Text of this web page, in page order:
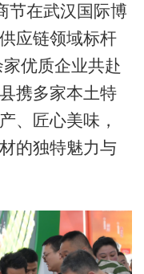
节在武汉国际博
应链领域标杆
优质企业共赴
携多家本土特
、匠心美味，
的独特魅力与